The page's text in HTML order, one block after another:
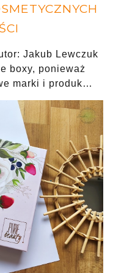
Jakub Lewczuk
boxy, ponieważ
marki i produk…